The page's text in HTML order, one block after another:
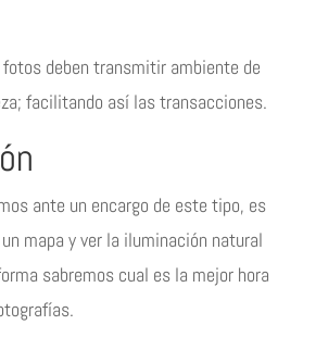
deben transmitir ambiente de
facilitando así las transacciones.
ante un encargo de este tipo, es
mapa y ver la iluminación natural
sabremos cual es la mejor hora